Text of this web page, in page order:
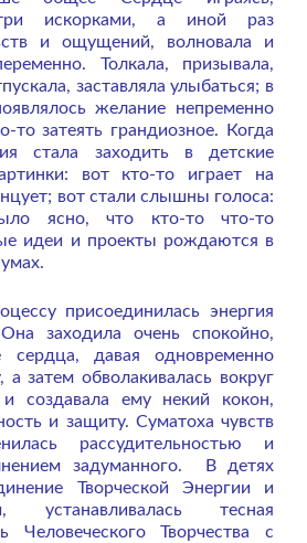
искорками, а иной раз
и ощущений, волновала и
Толкала, призывала,
заставляла улыбаться; в
желание непременно
то затеять грандиозное. Когда
стала заходить в детские
вот кто-то играет на
вот стали слышны голоса:
ясно, что кто-то что-то
идеи и проекты рождаются в
присоединилась энергия
заходила очень спокойно,
давая одновременно
затем обволакивалась вокруг
создавала ему некий кокон,
и защиту. Суматоха чувств
рассудительностью и
задуманного. В детях
Творческой Энергии и
устанавливалась тесная
Человеческого Творчества с